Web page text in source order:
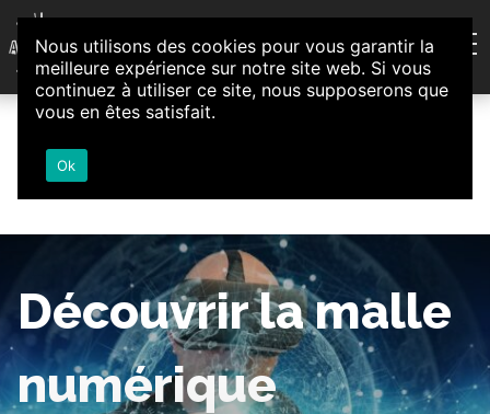
Aller au contenu
Association d'Animation et d'Initiatives Citoyennes
Loire-Authion
Découvrir la malle
numérique
Nous utilisons des cookies pour vous garantir la
meilleure expérience sur notre site web. Si vous
continuez à utiliser ce site, nous supposerons que
vous en êtes satisfait.
Ok